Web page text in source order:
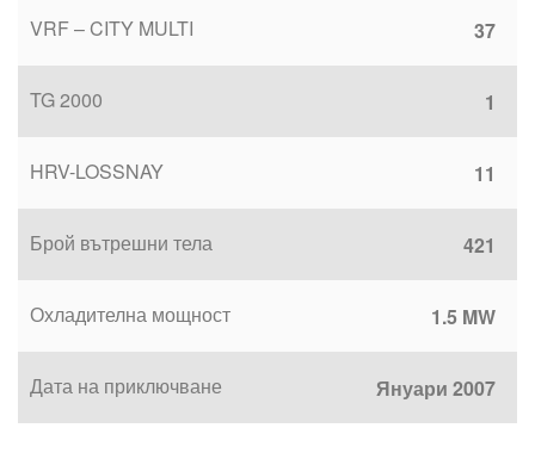
VRF – CITY MULTI 37
TG 2000 1
HRV-LOSSNAY 11
Брой вътрешни тела 421
Охладителна мощност 1.5 MW
Дата на приключване Януари 2007